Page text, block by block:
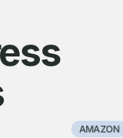
AMAZON